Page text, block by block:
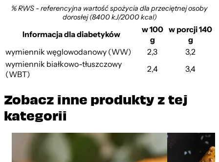
% RWS - referencyjna wartość spożycia dla przeciętnej osoby
dorosłej (8400 kJ/2000 kcal)
Informacja dla diabetyków
w 100
g
w porcji 140
g
wymiennik węglowodanowy (WW)
2,3
3,2
wymiennik białkowo-tłuszczowy
(WBT)
2,4 3,4
Zobacz inne produkty z tej
kategorii